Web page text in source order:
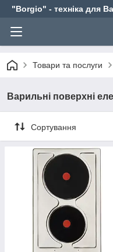
"Borgio" - техніка для
Товари та послуги
Варильні поверхні
Сортування